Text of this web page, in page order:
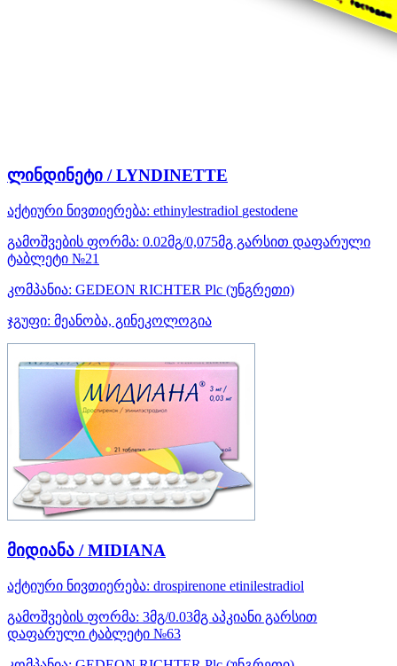
ლინდინეტი / LYNDINETTE
აქტიური ნივთიერება: ethinylestradiol gestodene
გამოშვების ფორმა: 0.02მგ/0,075მგ გარსით დაფარული
ტაბლეტი №21
კომპანია: GEDEON RICHTER Plc (უნგრეთი)
ჯგუფი: მეანობა, გინეკოლოგია
მიდიანა / MIDIANA
აქტიური ნივთიერება: drospirenone etinilestradiol
გამოშვების ფორმა: 3მგ/0.03მგ აპკიანი გარსით
დაფარული ტაბლეტი №63